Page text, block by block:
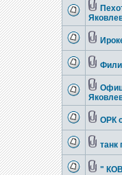
ОРК
танк
"